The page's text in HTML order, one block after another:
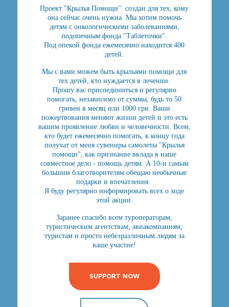
Проект "Крылья Помощи" создан для тех, кому
она сейчас очень нужна. Мы хотим помочь
детям с онкологическими заболеваниями,
подопечным фонда "Таблеточки".
Под опекой фонда ежемесячно находится 400
детей.
Мы с вами можем быть крыльями помощи для
тех детей, кто нуждается в лечении.
Прошу вас присоединиться и регулярно
помогать, независимо от суммы, будь то 50
гривен в месяц или 1000 грн. Ваши
пожертвования меняют жизни детей и это есть
вашим проявление любви и человечности. Всем,
кто будет ежемесячно помогать, к концу года
получат от меня сувениры самолеты "Крылья
помощи", как признание вклада в наше
совместное дело - помощь детям. А 10-и самым
большим благотворителям обещаю необычные
подарки и впечатления.
Я буду регулярно информировать всех о ходе
этой акции.
Заранее спасибо всем туроператорам,
туристическим агентствам, авиакомпаниям,
туристам и просто небезразличным людям за
ваше участие!
SUPPORT NOW